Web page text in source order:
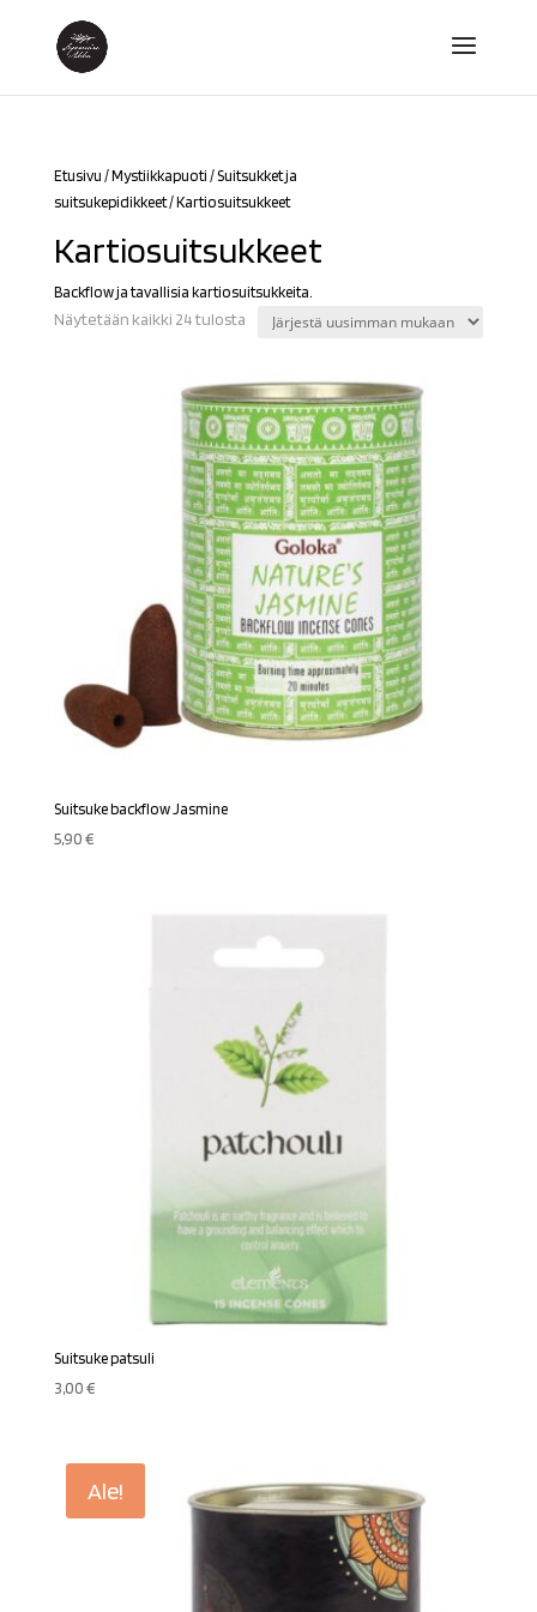
Etusivu /Mystiikkapuoti /Suitsukket ja
suitsukepidikkeet/ Kartiosuitsukkeet
Kartiosuitsukkeet
Backflow ja tavallisia kartiosuitsukkeita.
Näytetään kaikki 24 tulostaSorted
Suitsuke backflow Jasmine
5,90€
Suitsuke patsuli
3,00€
Ale!